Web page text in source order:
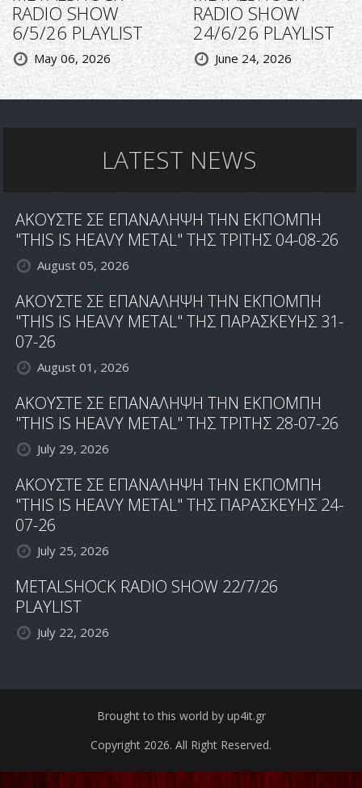
RADIO SHOW
6/5/26 PLAYLIST
May 06, 2026
RADIO SHOW
24/6/26 PLAYLIST
June 24, 2026
LATEST NEWS
ΑΚΟΥΣΤΕ ΣΕ ΕΠΑΝΑΛΗΨΗ ΤΗΝ ΕΚΠΟΜΠΗ
"THIS IS HEAVY METAL" ΤΗΣ ΤΡΙΤΗΣ 04-08-26
August 05, 2026
ΑΚΟΥΣΤΕ ΣΕ ΕΠΑΝΑΛΗΨΗ ΤΗΝ ΕΚΠΟΜΠΗ
"THIS IS HEAVY METAL" ΤΗΣ ΠΑΡΑΣΚΕΥΗΣ 31-
07-26
August 01, 2026
ΑΚΟΥΣΤΕ ΣΕ ΕΠΑΝΑΛΗΨΗ ΤΗΝ ΕΚΠΟΜΠΗ
"THIS IS HEAVY METAL" ΤΗΣ ΤΡΙΤΗΣ 28-07-26
July 29, 2026
ΑΚΟΥΣΤΕ ΣΕ ΕΠΑΝΑΛΗΨΗ ΤΗΝ ΕΚΠΟΜΠΗ
"THIS IS HEAVY METAL" ΤΗΣ ΠΑΡΑΣΚΕΥΗΣ 24-
07-26
July 25, 2026
METALSHOCK RADIO SHOW 22/7/26
PLAYLIST
July 22, 2026
Brought to this world by up4it.gr
Copyright 2026. All Right Reserved.